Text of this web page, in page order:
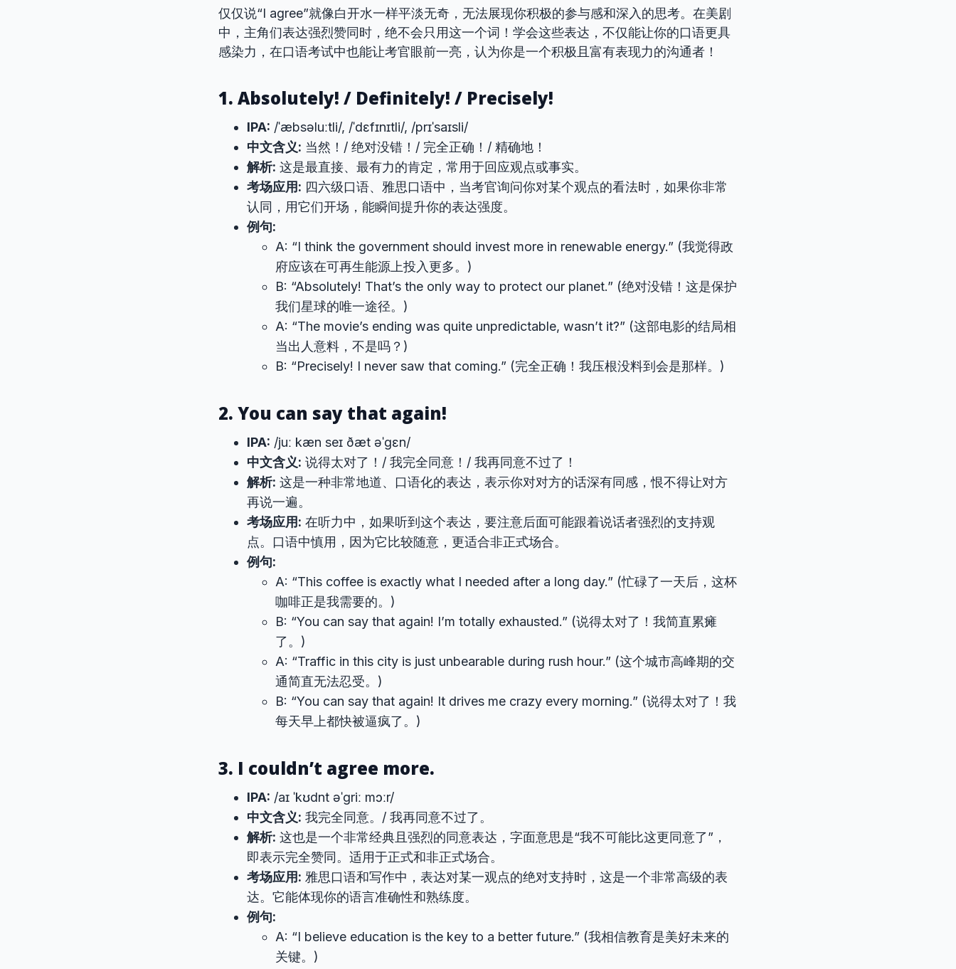
仅仅说“I agree”就像白开水一样平淡无奇，无法展现你积极的参与感和深入的思考。在美剧
中，主角们表达强烈赞同时，绝不会只用这一个词！学会这些表达，不仅能让你的口语更具
感染力，在口语考试中也能让考官眼前一亮，认为你是一个积极且富有表现力的沟通者！
1. Absolutely! / Definitely! / Precisely!
IPA: /ˈæbsəluːtli/, /ˈdɛfɪnɪtli/, /prɪˈsaɪsli/
中文含义: 当然！/ 绝对没错！/ 完全正确！/ 精确地！
解析: 这是最直接、最有力的肯定，常用于回应观点或事实。
考场应用: 四六级口语、雅思口语中，当考官询问你对某个观点的看法时，如果你非常
认同，用它们开场，能瞬间提升你的表达强度。
例句:
A: “I think the government should invest more in renewable energy.” (我觉得政
府应该在可再生能源上投入更多。)
B: “Absolutely! That’s the only way to protect our planet.” (绝对没错！这是保护
我们星球的唯一途径。)
A: “The movie’s ending was quite unpredictable, wasn’t it?” (这部电影的结局相
当出人意料，不是吗？)
B: “Precisely! I never saw that coming.” (完全正确！我压根没料到会是那样。)
2. You can say that again!
IPA: /juː kæn seɪ ðæt əˈɡɛn/
中文含义: 说得太对了！/ 我完全同意！/ 我再同意不过了！
解析: 这是一种非常地道、口语化的表达，表示你对对方的话深有同感，恨不得让对方
再说一遍。
考场应用: 在听力中，如果听到这个表达，要注意后面可能跟着说话者强烈的支持观
点。口语中慎用，因为它比较随意，更适合非正式场合。
例句:
A: “This coffee is exactly what I needed after a long day.” (忙碌了一天后，这杯
咖啡正是我需要的。)
B: “You can say that again! I’m totally exhausted.” (说得太对了！我简直累瘫
了。)
A: “Traffic in this city is just unbearable during rush hour.” (这个城市高峰期的交
通简直无法忍受。)
B: “You can say that again! It drives me crazy every morning.” (说得太对了！我
每天早上都快被逼疯了。)
3. I couldn’t agree more.
IPA: /aɪ ˈkʊdnt əˈɡriː mɔːr/
中文含义: 我完全同意。/ 我再同意不过了。
解析: 这也是一个非常经典且强烈的同意表达，字面意思是“我不可能比这更同意了”，
即表示完全赞同。适用于正式和非正式场合。
考场应用: 雅思口语和写作中，表达对某一观点的绝对支持时，这是一个非常高级的表
达。它能体现你的语言准确性和熟练度。
例句:
A: “I believe education is the key to a better future.” (我相信教育是美好未来的
关键。)